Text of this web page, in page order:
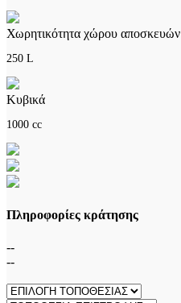
Χωρητικότητα χώρου αποσκευών
250 L
Κυβικά
1000 cc
Πληροφορίες κράτησης
--
--